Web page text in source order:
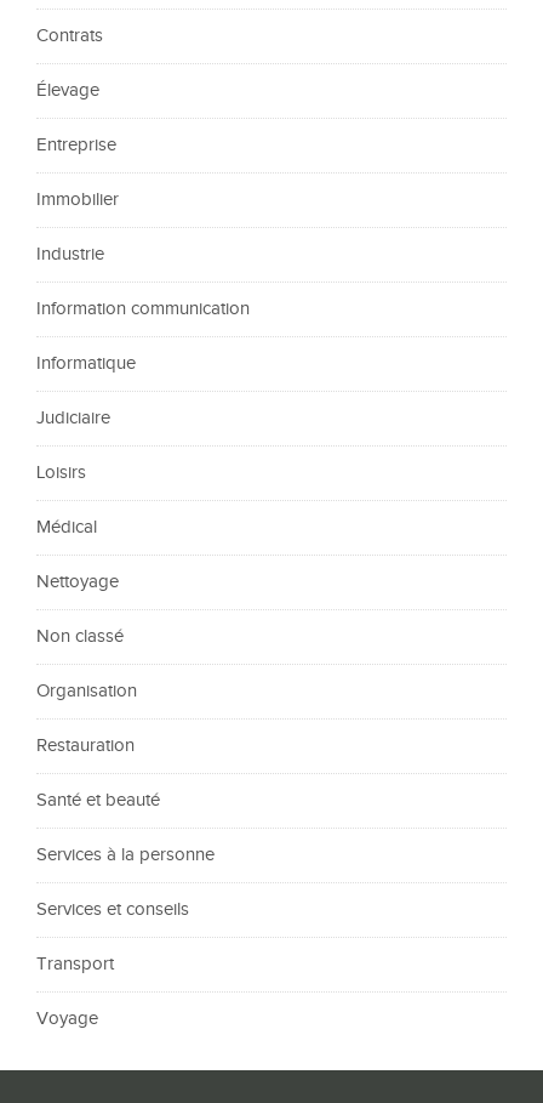
Contrats
Élevage
Entreprise
Immobilier
Industrie
Information communication
Informatique
Judiciaire
Loisirs
Médical
Nettoyage
Non classé
Organisation
Restauration
Santé et beauté
Services à la personne
Services et conseils
Transport
Voyage